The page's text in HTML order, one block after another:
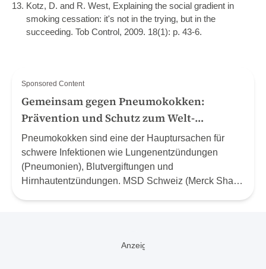
Kotz, D. and R. West, Explaining the social gradient in
smoking cessation: it's not in the trying, but in the
succeeding. Tob Control, 2009. 18(1): p. 43-6.
Sponsored Content
Gemeinsam gegen Pneumokokken:
Prävention und Schutz zum Welt-
Pneumonie-Tag (12.11.24)
Pneumokokken sind eine der Hauptursachen für
schwere Infektionen wie Lungenentzündungen
(Pneumonien), Blutvergiftungen und
Hirnhautentzündungen. MSD Schweiz (Merck Sharp